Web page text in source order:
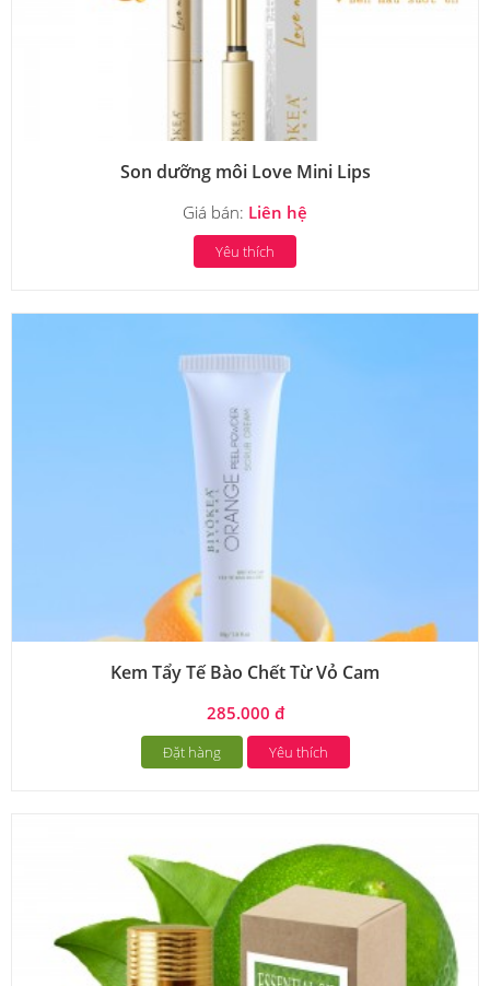
Son dưỡng môi Love Mini Lips
Giá bán: Liên hệ
Yêu thích
Kem Tẩy Tế Bào Chết Từ Vỏ Cam
285.000 đ
Đặt hàng Yêu thích